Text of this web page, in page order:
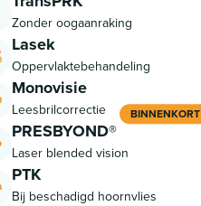
Zonder oogaanraking
Lasek
Oppervlaktebehandeling
Monovisie
Leesbrilcorrectie
PRESBYOND®
Laser blended vision
BINNENKORT
PTK
Bij beschadigd hoornvlies